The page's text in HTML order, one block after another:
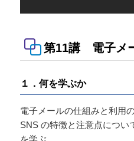
第11講 電子メ
１．何を学ぶか
電子メールの仕組みと利用
SNS の特徴と注意点につい
を学ぶ。